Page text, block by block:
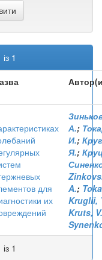
1
для
их
А.;
И.;
Я.;
A.;
Kruglii,
Kruts, V.
1